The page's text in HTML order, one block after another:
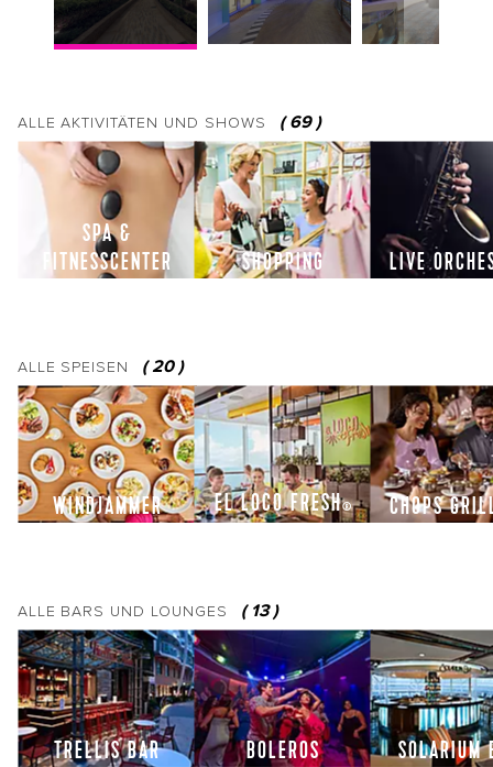
ALLE AKTIVITÄTEN UND SHOWS (69)
SPA &
FITNESSCENTER
SHOPPING LIVE
ALLE SPEISEN (20)
WINDJAMMER EL LOCO FRESH® CHOPS
ALLE BARS UND LOUNGES ( 13)
TRELLIS BAR BOLEROS SOLARIUM